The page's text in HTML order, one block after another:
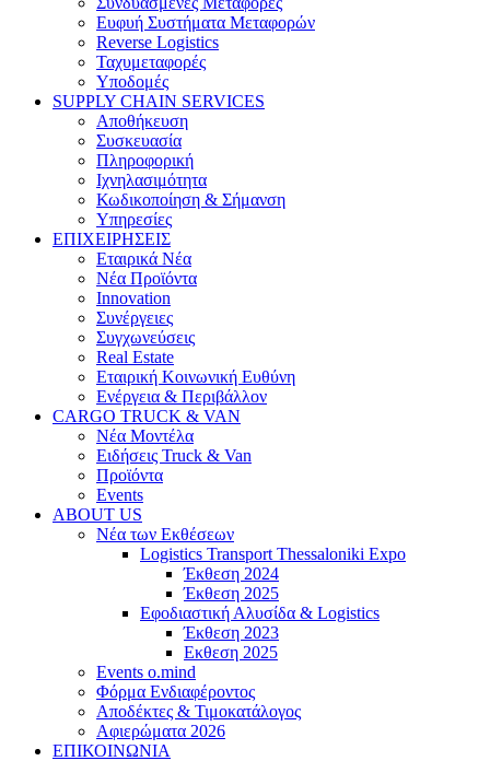
Ευφυή Συστήματα Μεταφορών
Reverse Logistics
Ταχυμεταφορές
Υποδομές
SUPPLY CHAIN SERVICES
Αποθήκευση
Συσκευασία
Πληροφορική
Ιχνηλασιμότητα
Κωδικοποίηση & Σήμανση
Υπηρεσίες
ΕΠΙΧΕΙΡΗΣΕΙΣ
Εταιρικά Νέα
Νέα Προϊόντα
Innovation
Συνέργειες
Συγχωνεύσεις
Real Estate
Εταιρική Κοινωνική Ευθύνη
Ενέργεια & Περιβάλλον
CARGO TRUCK & VAN
Νέα Μοντέλα
Ειδήσεις Truck & Van
Προϊόντα
Events
ABOUT US
Νέα των Εκθέσεων
Logistics Transport Thessaloniki Expo
Έκθεση 2024
Έκθεση 2025
Εφοδιαστική Αλυσίδα & Logistics
Έκθεση 2023
Εκθεση 2025
Events o.mind
Φόρμα Ενδιαφέροντος
Αποδέκτες & Τιμοκατάλογος
Αφιερώματα 2026
ΕΠΙΚΟΙΝΩΝΙΑ